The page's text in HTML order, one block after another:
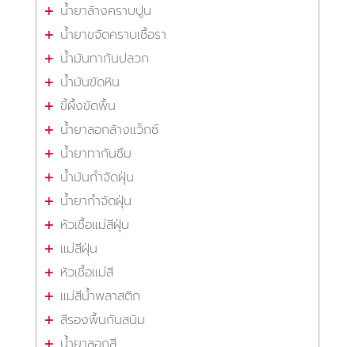
น้ำยาล้างคราบปูน
น้ำยาขจัดคราบเชื้อรา
น้ำมันทากันปลวก
น้ำมันขัดหิน
ขี้ผึ้งขัดพื้น
น้ำยาลอกล้างแว็กซ์
น้ำยาทากันซึม
น้ำมันกำจัดฝุ่น
น้ำยากำจัดฝุ่น
หัวเชื้อแม่สีฝุ่น
แม่สีฝุ่น
หัวเชื้อแม่สี
แม่สีน้ำพลาสติก
สีรองพื้นกันสนิม